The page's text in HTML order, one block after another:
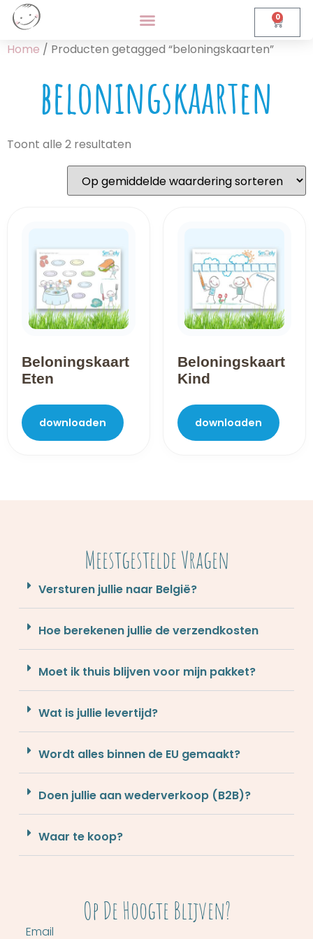
0
Home / Producten getagged “beloningskaarten”
beloningskaarten
Toont alle 2 resultaten
Beloningskaart
Eten
downloaden
Beloningskaart
Kind
downloaden
Meestgestelde Vragen
Versturen jullie naar België?
Hoe berekenen jullie de verzendkosten
Moet ik thuis blijven voor mijn pakket?
Wat is jullie levertijd?
Wordt alles binnen de EU gemaakt?
Doen jullie aan wederverkoop (B2B)?
Waar te koop?
Op De Hoogte Blijven?
Email